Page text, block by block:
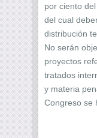
por ciento
del cual
distribución
No serán
proyectos
tratados
y materia
Congreso se
El